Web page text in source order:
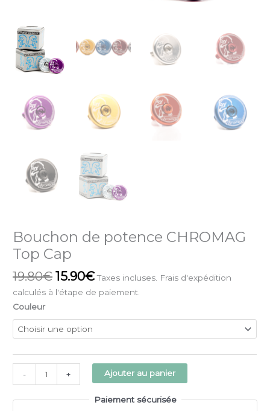
Bouchon de potence CHROMAG
Top Cap
19.80€ 15.90€ Taxes incluses. Frais d'expédition
calculés à l'étape de paiement.
Couleur
- + Ajouter au panier
Paiement sécurisée